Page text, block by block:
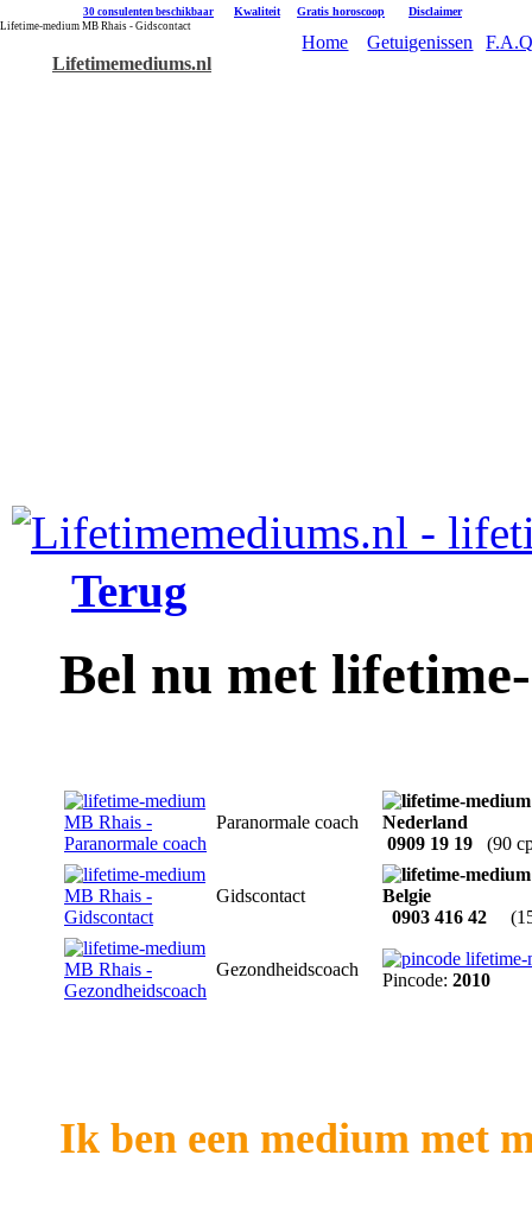
30 consulenten beschikbaar Kwaliteit Gratis horoscoop Disclaimer
Lifetime-medium MB Rhais - Gidscontact
Lifetimemediums.nl
Home Getuigenissen
Terug
Bel nu met
Paranormale coach
0909 19 19
(90
Gidscontact
0903 416 42
Gezondheidscoach
Pincode: 2010
Ik ben een medium met